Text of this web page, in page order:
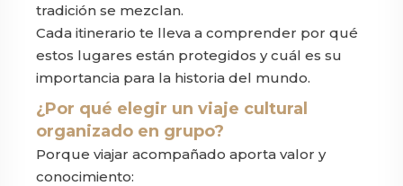
tradición se mezclan.
Cada itinerario te lleva a comprender por qué
estos lugares están protegidos y cuál es su
importancia para la historia del mundo.
¿Por qué elegir un viaje cultural
organizado en grupo?
Porque viajar acompañado aporta valor y
conocimiento: